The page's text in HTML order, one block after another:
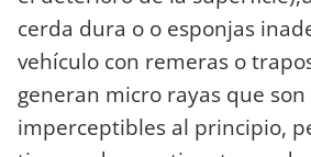
cerda dura o o esponjas
vehículo con remeras o
generan micro rayas que son
imperceptibles al principio,